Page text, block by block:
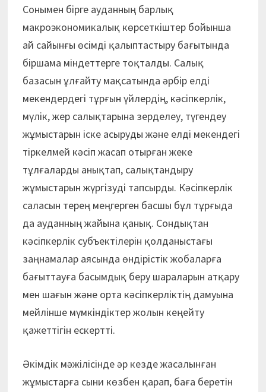
Сонымен бірге ауданның барлық
макроэкономикалық көрсеткіштер бойынша
ай сайынғы өсімді қалыптастыру бағытында
біршама міндеттерге тоқталды. Салық
базасын ұлғайту мақсатында әрбір елді
мекендердегі тұрғын үйлердің, кәсіпкерлік,
мүлік, жер салықтарына зерделеу, түгендеу
жұмыстарын іске асыруды және елді мекендегі
тіркелмей кәсіп жасап отырған жеке
тұлғаларды анықтап, салықтандыру
жұмыстарын жүргізуді тапсырды. Кәсіпкерлік
саласын терең меңгерген басшы бұл тұрғыда
да ауданның жайына қанық. Сондықтан
кәсіпкерлік субъектілерін қолданыстағы
заңнамалар аясында өндірістік жобаларға
бағыттауға басымдық беру шараларын атқару
мен шағын және орта кәсіпкерліктің дамуына
мейлінше мүмкіндіктер жолын кеңейту
қажеттігін ескертті.
Әкімдік мәжілісінде әр кезде жасалынған
жұмыстарға сыни көзбен қарап, баға беретін